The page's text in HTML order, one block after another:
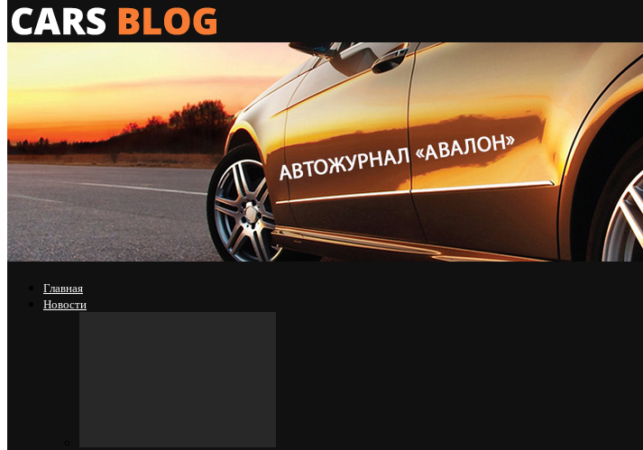
Главная
Новости